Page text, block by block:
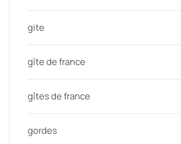
gite
gîte de france
gîtes de france
gordes